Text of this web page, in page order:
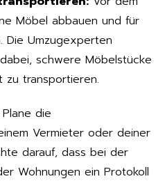
Möbel abbauen und für
Die Umzugexperten
schwere Möbelstücke
transportieren.
Plane die
Vermieter oder deiner
darauf, dass bei der
Wohnungen ein Protokoll